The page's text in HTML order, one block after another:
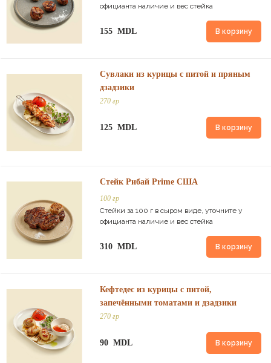
официанта наличие и вес стейка
155 MDL В корзину
Сувлаки из курицы с питой и пряным
дзадзики
270 гр
125 MDL В корзину
Стейк Рибай Prime США
100 гр
Стейки за 100 г в сыром виде, уточните у
официанта наличие и вес стейка
310 MDL В корзину
Кефтедес из курицы с питой,
запечёнными томатами и дзадзики
270 гр
90 MDL В корзину